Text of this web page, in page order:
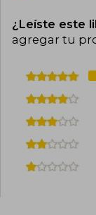
¿Leíste este
agregar tu